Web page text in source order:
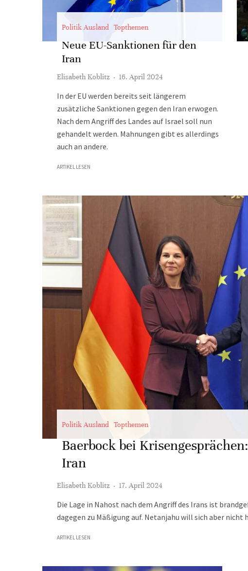
Politik Ausland Topthemen
Neue EU-Sanktionen für den
Iran
Elisabeth Koblitz · 16. April 2024
In der EU werden bereits seit längerem
zusätzliche Sanktionen gegen den Iran erwogen.
Nach dem Angriff des Landes auf Israel soll nun
gehandelt werden. Mahnungen gibt es allerdings
auch an andere.
ARTIKEL LESEN
Politik Ausland Topthemen
Baerbock bei
Iran
Elisabeth Koblitz · 17. April 2024
Die Lage in Nahost nach dem Angriff des Irans ist
dagegen zu Mäßigung auf. Netanjahu will sich aber nicht
ARTIKEL LESEN